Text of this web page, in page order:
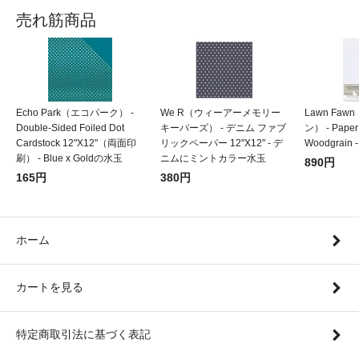
売れ筋商品
Echo Park（エコパーク） -
Double-Sided Foiled Dot
Cardstock 12"X12"（両面印
刷） - Blue x Goldの水玉
165円
We R（ウィーアーメモリー
キーパーズ） - デニム ファブ
リックペーパー 12"X12" - デ
ニムにミントカラー水玉
380円
Lawn Fawn
ン） -
Woodgrain
890円
ホーム
カートを見る
特定商取引法に基づく表記